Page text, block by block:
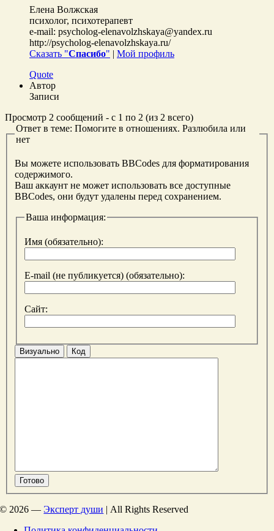
Елена Волжская
психолог, психотерапевт
e-mail: psycholog-elenavolzhskaya@yandex.ru
http://psycholog-elenavolzhskaya.ru/
Сказать "Спасибо" | Мой профиль
Quote
Автор
Записи
Просмотр 2 сообщений - с 1 по 2 (из 2 всего)
Ответ в теме: Помогите в отношениях. Разлюбила или
нет
Вы можете использовать BBCodes для форматирования
содержимого.
Ваш аккаунт не может использовать все доступные
BBCodes, они будут удалены перед сохранением.
Ваша информация:
Имя (обязательно):
E-mail (не публикуется) (обязательно):
Сайт:
Визуально Код
Готово
© 2026 —Эксперт души | All Rights Reserved